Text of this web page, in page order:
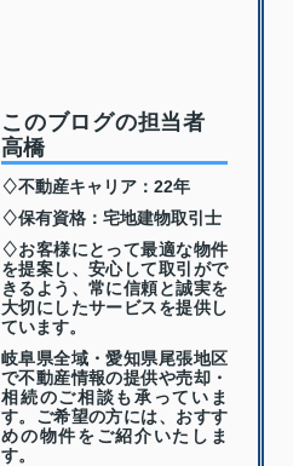
このブログの担当者
高橋
♢不動産キャリア：22年
♢保有資格：宅地建物取引士
♢お客様にとって最適な物件
を提案し、安心して取引がで
きるよう、常に信頼と誠実を
大切にしたサービスを提供し
ています。
岐阜県全域・愛知県尾張地区
で不動産情報の提供や売却・
相続のご相談も承っていま
す。ご希望の方には、おすす
めの物件をご紹介いたしま
す。